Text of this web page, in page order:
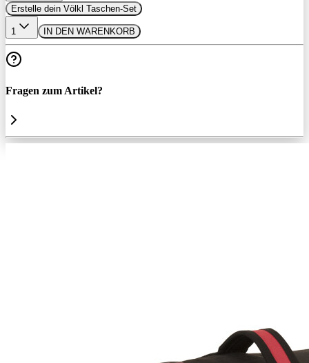
Erstelle dein Völkl Taschen-Set
1 IN DEN WARENKORB
Fragen zum Artikel?